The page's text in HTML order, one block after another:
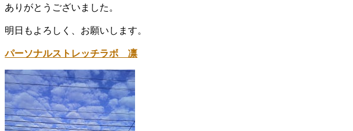
ありがとうございました。
明日もよろしく、お願いします。
パーソナルストレッチラボ 凛